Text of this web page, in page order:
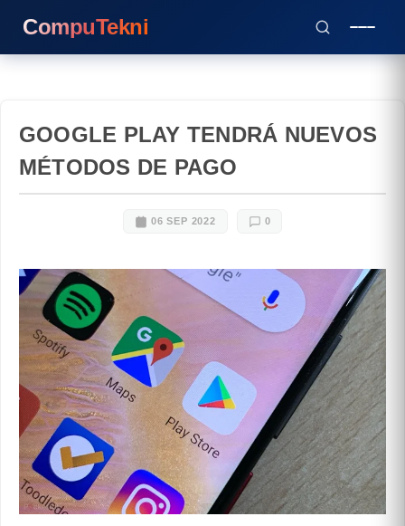
CompuTekni
GOOGLE PLAY TENDRÁ NUEVOS
MÉTODOS DE PAGO
06 SEP 2022 0